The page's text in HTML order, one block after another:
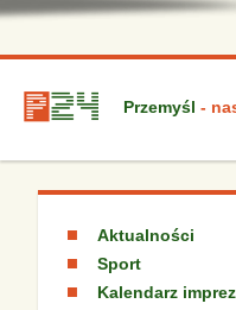
Przemyśl -
Aktualności
Sport
Kalendarz imprez